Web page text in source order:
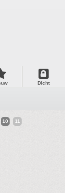
Dicht
10 11